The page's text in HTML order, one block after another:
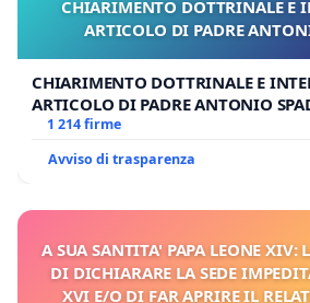
CHIARIMENTO DOTTRINALE E
ARTICOLO DI PADRE
CHIARIMENTO DOTTRINALE E
ARTICOLO DI PADRE ANTONIO
1 214 firme
Avviso di trasparenza
A SUA SANTITA' PAPA LEONE XIV:
DI DICHIARARE LA SEDE
XVI E/O DI FAR APRIRE IL